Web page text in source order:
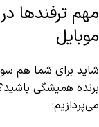
مهم ترفندها
موبایل
شاید برای شما هم
برنده همیشگی
می‌پردازیم: